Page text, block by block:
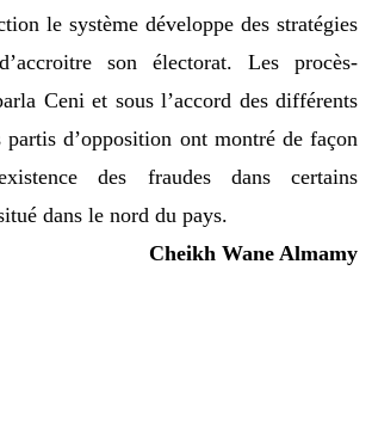
le système développe des stratégies
son électorat.
Les procès-
la Ceni et sous l’accord des différents
partis d’opposition ont montré de façon
des fraudes dans certains
dans le nord du pays.
Cheikh Wane Almamy